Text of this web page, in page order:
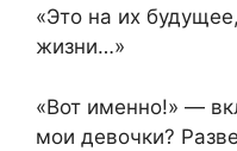
«Это на их
жизни…»
«Вот именно!» —
мои девочки?